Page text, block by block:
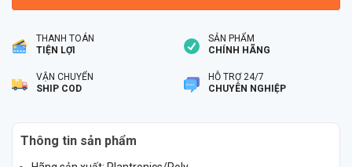
THANH TOÁN
TIỆN LỢI
SẢN PHẨM
CHÍNH HÃNG
VẬN CHUYỂN
SHIP COD
HỖ TRỢ 24/7
CHUYÊN NGHIỆP
Thông tin sản phẩm